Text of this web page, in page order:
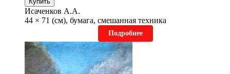
Исаченков А.А.
44 × 71 (см), бумага, смешанная техника
Подробнее